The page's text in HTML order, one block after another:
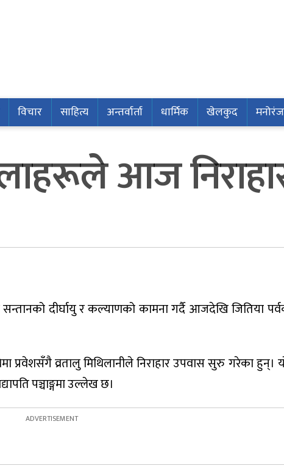
विचार साहित्य अन्तर्वार्ता धार्मिक खेलकुद
आज
दीर्घायु र कल्याणको कामना गर्दै आजदेखि जितिया
प्रवेशसँगै व्रतालु मिथिलानीले निराहार उपवास सुरु गरेका हुन्।
पञ्चाङ्गमा उल्लेख छ।